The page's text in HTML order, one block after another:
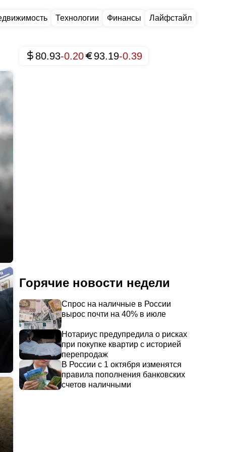
Технологии Финансы Лайфстайл
80.93-0.20 93.19-0.39
Горячие новости недели
Спрос на наличные в России
вырос почти на 40% в июле
Нотариус предупредила о рисках
при покупке квартир с историей
перепродаж
В России с 1 октября изменятся
правила пополнения банковских
счетов наличными